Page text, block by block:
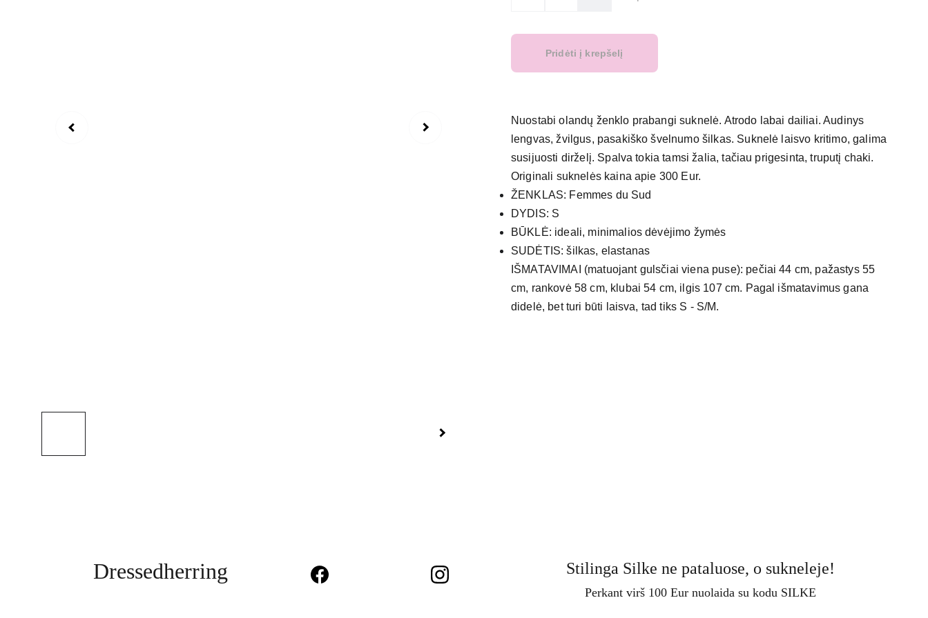
Pridėti į krepšelį
Nuostabi olandų ženklo prabangi suknelė. Atrodo labai dailiai. Audinys
lengvas, žvilgus, pasakiško švelnumo šilkas. Suknelė laisvo kritimo, galima
susijuosti dirželį. Spalva tokia tamsi žalia, tačiau prigesinta, truputį chaki.
Originali suknelės kaina apie 300 Eur.
ŽENKLAS: Femmes du Sud
DYDIS: S
BŪKLĖ: ideali, minimalios dėvėjimo žymės
SUDĖTIS: šilkas, elastanas
IŠMATAVIMAI (matuojant gulsčiai viena puse): pečiai 44 cm, pažastys 55
cm, rankovė 58 cm, klubai 54 cm, ilgis 107 cm. Pagal išmatavimus gana
didelė, bet turi būti laisva, tad tiks S - S/M.
Dressedherring Stilinga Silke ne pataluose, o sukneleje!
Perkant virš 100 Eur nuolaida su kodu SILKE